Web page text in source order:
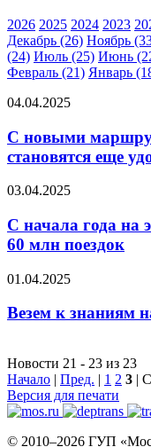
2026 2025 2024 2023
Декабрь (26) Ноябрь
(24) Июль (25) Июнь
Февраль (21) Январь
04.04.2025
С новыми
становятся еще
03.04.2025
С начала года на
60 млн поездок
01.04.2025
Везем к знаниям
Новости 21 - 23 из 23
Начало | Пред. | 1 2 3 |
Версия для печати
© 2010–2026 ГУП